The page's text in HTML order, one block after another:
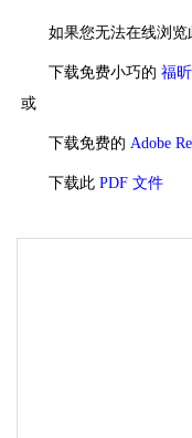
如果您无法在线浏览
下载免费小巧的 福
或
下载免费的 Adobe
下载此 PDF 文件